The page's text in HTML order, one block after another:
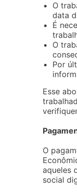
O
data
É
O
Por
Esse
O
aqueles
social